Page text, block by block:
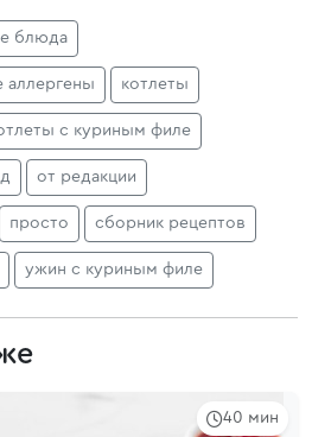
блюда
аллергены котлеты
с куриным филе
от редакции
просто сборник рецептов
ужин с куриным филе
40 мин